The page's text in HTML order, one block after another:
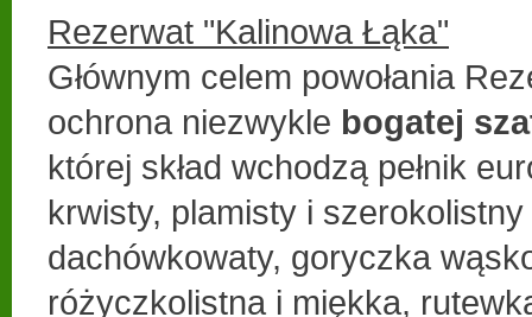
Rezerwat "Kalinowa Łąka"
Głównym celem powołania
ochrona niezwykle bogatej
której skład wchodzą pełnik
krwisty, plamisty i
dachówkowaty, goryczka
różyczkolistna i miękka,